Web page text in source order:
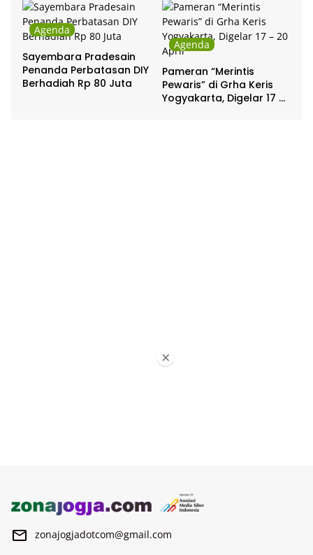
Agenda
Sayembara Pradesain
Penanda Perbatasan DIY
Berhadiah Rp 80 Juta
Agenda
Pameran “Merintis
Pewaris” di Grha Keris
Yogyakarta, Digelar 17 –
zonajogjadotcom@gmail.com
×